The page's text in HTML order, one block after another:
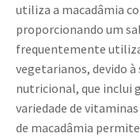
utiliza a macadâmia
proporcionando um
frequentemente
vegetarianos, devido
nutricional, que inclui
variedade de
de macadâmia